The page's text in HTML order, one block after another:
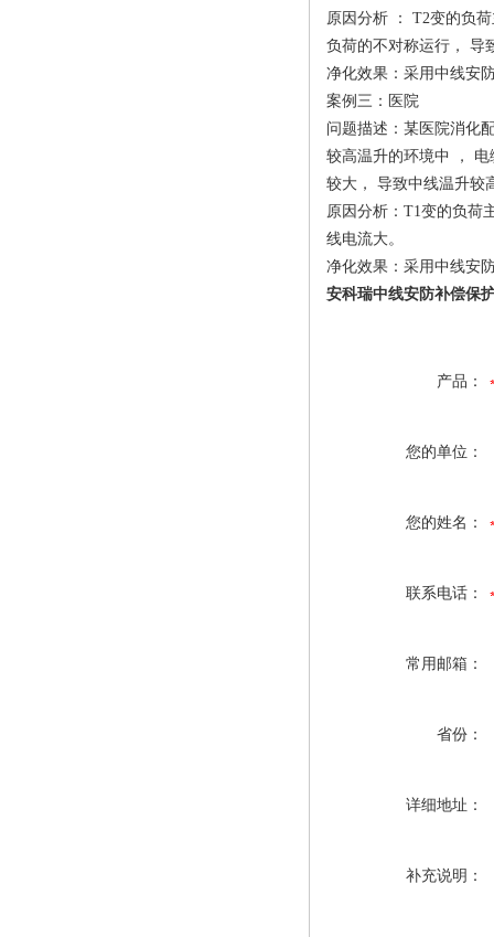
原因分析 ： T2变的负
负荷的不对称运行， 导
净化效果：采用中线安
案例三：医院
问题描述：某医院消化
较高温升的环境中 ，
较大， 导致中线温升较
原因分析：T1变的负荷
线电流大。
净化效果：采用中线安
安科瑞中线安防补偿保
产品：
您的单位：
您的姓名：
联系电话：
常用邮箱：
省份：
详细地址：
补充说明：